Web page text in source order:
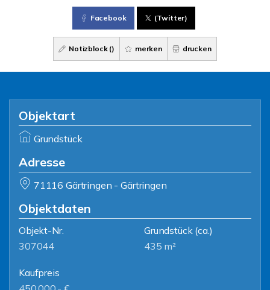
Facebook (Twitter)
Notizblock () merken drucken
Objektart
Grundstück
Adresse
71116 Gärtringen - Gärtringen
Objektdaten
Objekt-Nr.
307044
Grundstück(ca.)
435 m²
Kaufpreis